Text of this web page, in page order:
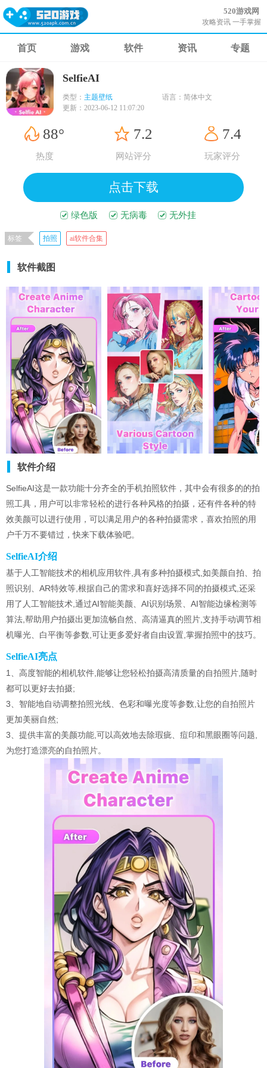
520游戏网
攻略资讯 一手掌握
首页 游戏 软件 资讯 专题
SelfieAI
类型： 主题壁纸 语言： 简体中文
更新： 2023-06-12 11:07:20
88°
热度
7.2
网站评分
7.4
玩家评分
点击下载
绿色版 无病毒 无外挂
标签 拍照 ai软件合集
软件截图
软件介绍
SelfieAI这是一款功能十分齐全的手机拍照软件，其中会有很多的的拍
照工具，用户可以非常轻松的进行各种风格的拍摄，还有件各种的特
效美颜可以进行使用，可以满足用户的各种拍摄需求，喜欢拍照的用
户千万不要错过，快来下载体验吧。
SelfieAI介绍
基于人工智能技术的相机应用软件,具有多种拍摄模式,如美颜自拍、拍
照识别、AR特效等,根据自己的需求和喜好选择不同的拍摄模式,还采
用了人工智能技术,通过AI智能美颜、AI识别场景、AI智能边缘检测等
算法,帮助用户拍摄出更加流畅自然、高清逼真的照片,支持手动调节相
机曝光、白平衡等参数,可让更多爱好者自由设置,掌握拍照中的技巧。
SelfieAI亮点
1、高度智能的相机软件,能够让您轻松拍摄高清质量的自拍照片,随时
都可以更好去拍摄;
3、智能地自动调整拍照光线、色彩和曝光度等参数,让您的自拍照片
更加美丽自然;
3、提供丰富的美颜功能,可以高效地去除瑕疵、痘印和黑眼圈等问题,
为您打造漂亮的自拍照片。